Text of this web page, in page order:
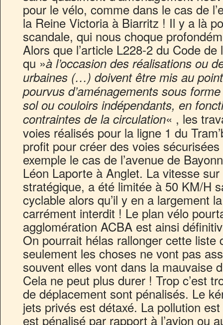
pour le vélo, comme dans le cas de
la Reine Victoria à Biarritz ! Il y a là
scandale, qui nous choque
Alors que l’article L228-2 du Code de
qu »à l’occasion des réalisations ou
urbaines (…) doivent être mis au
pourvus d’aménagements sous
sol ou couloirs indépendants, en
contraintes de la circulation« , les
voies réalisés pour la ligne 1 du
profit pour créer des voies
exemple le cas de l’avenue de
Léon Laporte à Anglet. La vitesse
stratégique, a été limitée à 50 KM/H
cyclable alors qu’il y en a largement
carrément interdit ! Le plan vélo
agglomération ACBA est ainsi
On pourrait hélas rallonger cette liste
seulement les choses ne vont pas
souvent elles vont dans la mauvaise
Cela ne peut plus durer ! Trop c’est
de déplacement sont pénalisés. Le
jets privés est détaxé. La pollution
est pénalisé par rapport à l’avion ou